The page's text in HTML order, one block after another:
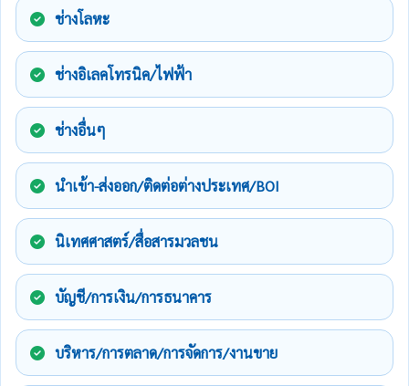
ช่างโลหะ
ช่างอิเลคโทรนิค/ไฟฟ้า
ช่างอื่นๆ
นำเข้า-ส่งออก/ติดต่อต่างประเทศ/BOI
นิเทศศาสตร์/สื่อสารมวลชน
บัญชี/การเงิน/การธนาคาร
บริหาร/การตลาด/การจัดการ/งานขาย